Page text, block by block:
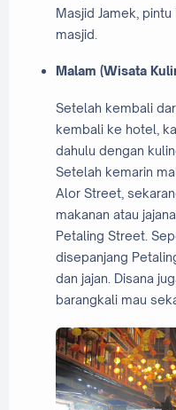
Masjid Jamek,
masjid.
Malam (Wisata
Setelah kembali
kembali ke hotel,
dahulu dengan
Setelah kemarin
Alor Street,
makanan atau
Petaling Street.
disepanjang
dan jajan. Disana
barangkali mau